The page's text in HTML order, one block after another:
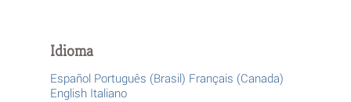
Idioma
Español Português (Brasil) Français (Canada)
English Italiano